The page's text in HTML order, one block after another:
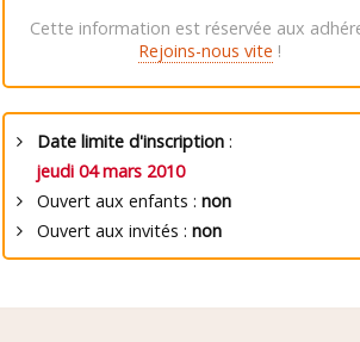
Cette information est réservée aux
Rejoins-nous vite !
Date limite d'inscription:
jeudi 04 mars 2010
Ouvert aux enfants : non
Ouvert aux invités : non